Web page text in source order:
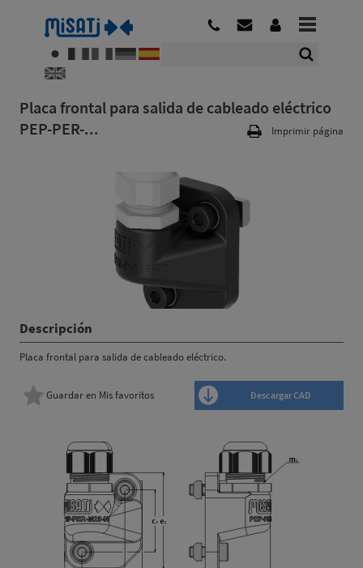
Placa frontal para salida de cableado eléctrico
PEP-PER-...
Imprimir página
Descripción
Placa frontal para salida de cableado eléctrico.
Descargar CAD
Guardar en Mis favoritos